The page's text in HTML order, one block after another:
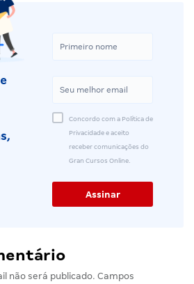
Concordo com a Política de
Privacidade e aceito
receber comunicações do
Gran Cursos Online.
não será publicado. Campos